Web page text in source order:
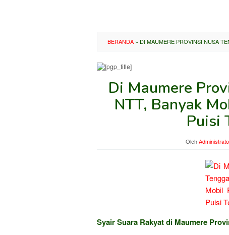
BERANDA » DI MAUMERE PROVINSI NUSA
Di Maumere
NTT, Banyak
Puisi
Oleh
Syair Suara Rakyat di Maumere